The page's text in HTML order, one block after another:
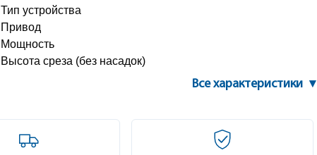
Тип устройства
Привод
Мощность
Высота среза (без насадок)
Все характеристики ▾